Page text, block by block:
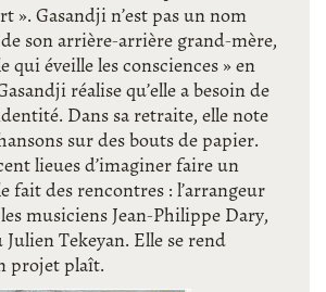
». Gasandji n’est pas un nom
son arrière-arrière grand-mère,
qui éveille les consciences » en
réalise qu’elle a besoin de
Dans sa retraite, elle note
sur des bouts de papier.
lieues d’imaginer faire un
fait des rencontres : l’arrangeur
musiciens Jean-Philippe Dary,
Tekeyan. Elle se rend
projet plaît.